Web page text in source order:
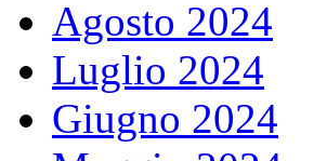
Agosto 2024
Luglio 2024
Giugno 2024